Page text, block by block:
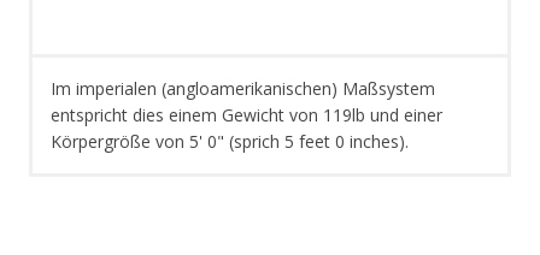
Im imperialen (angloamerikanischen) Maßsystem
entspricht dies einem Gewicht von 119lb und einer
Körpergröße von 5' 0" (sprich 5 feet 0 inches).